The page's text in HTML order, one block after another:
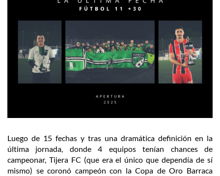
Luego de 15 fechas y tras una dramática definición en la
última jornada, donde 4 equipos tenían chances de
campeonar, Tijera FC (que era el único que dependía de sí
mismo) se coronó campeón con la Copa de Oro Barraca